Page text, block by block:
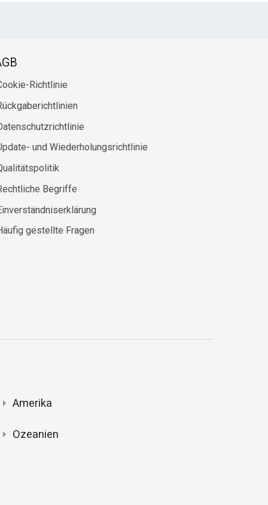
Richtlinie
und Wiederholungsrichtlinie
Begriffe
gestellte Fragen
Amerika
Ozeanien